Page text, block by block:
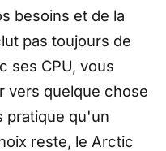
besoins et de la
pas toujours de
ses CPU, vous
vers quelque chose
pratique qu'un
reste, le Arctic